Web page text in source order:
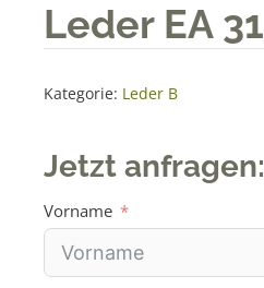
Leder EA 31
Kategorie: Leder B
Jetzt anfragen:
Vorname